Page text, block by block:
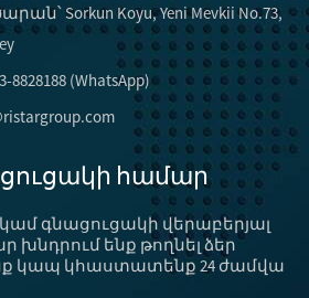
Sorkun Koyu, Yeni Mevkii No.73,
(WhatsApp)
համար
գնացուցակի վերաբերյալ
խնդրում ենք թողնել ձեր
կապ կհաստատենք 24 ժամվա